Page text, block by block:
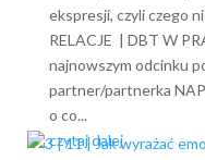
ekspresji, czyli czego
RELACJE | DBT W
najnowszym odcinku
partner/partnerka
o co...
czytaj dalej